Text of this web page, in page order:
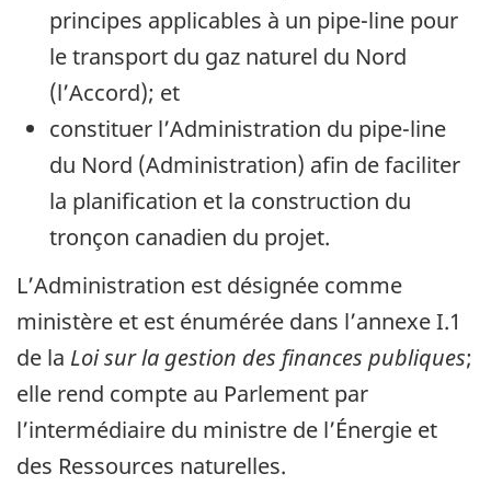
principes applicables à un pipe-line pour
le transport du gaz naturel du Nord
(l’Accord); et
constituer l’Administration du pipe-line
du Nord (Administration) afin de faciliter
la planification et la construction du
tronçon canadien du projet.
L’Administration est désignée comme
ministère et est énumérée dans l’annexe I.1
de la Loi sur la gestion des finances publiques;
elle rend compte au Parlement par
l’intermédiaire du ministre de l’Énergie et
des Ressources naturelles.